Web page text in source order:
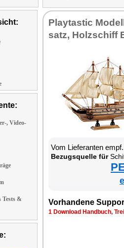
, Video-
Tests &
Play­tas­tic
satz, Holz­schiff
Vom Lie­fe­ran­ten
Be­zugs­quel­le für
Vor­han­de­ne
1 Down­load Hand­buch,